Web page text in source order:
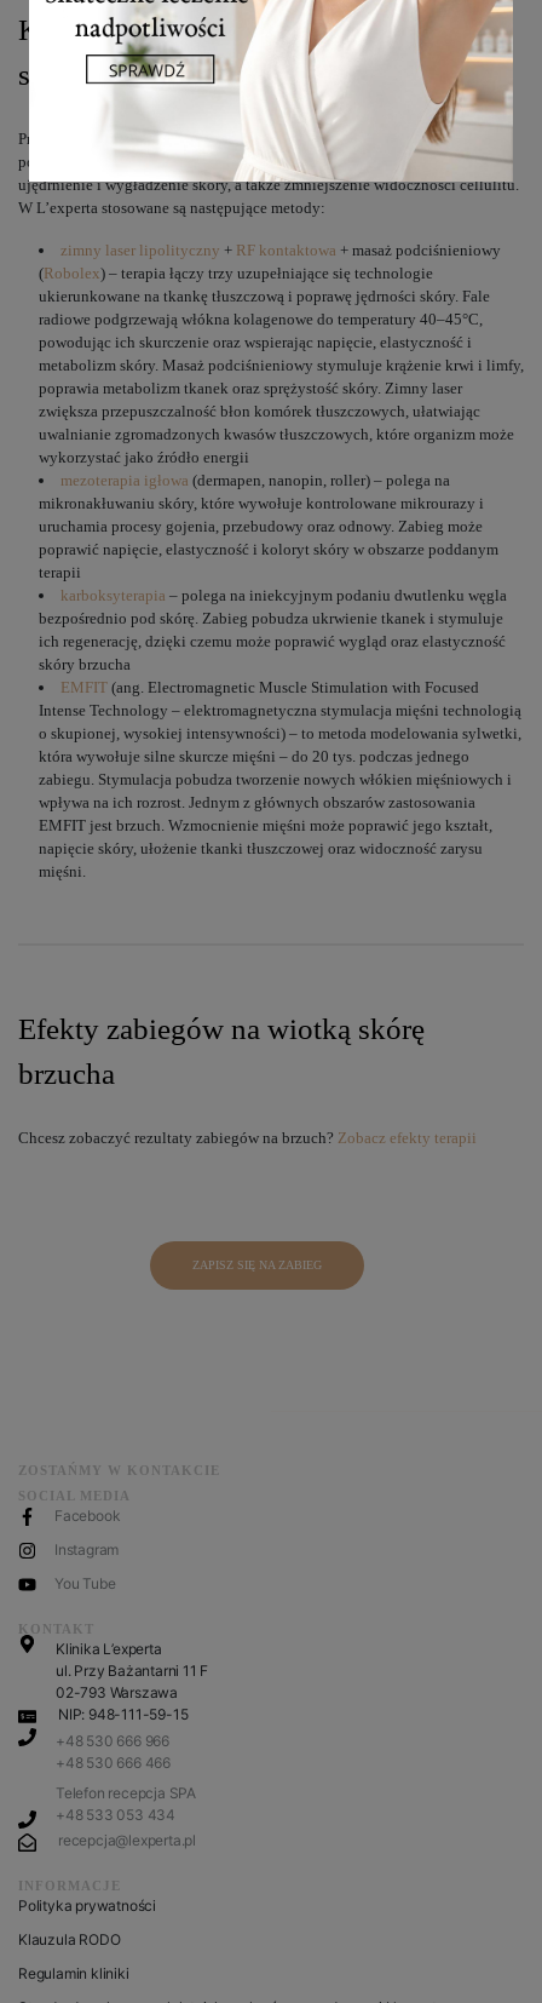
Kosmetologia – zabiegi ujędrniające
skórę brzucha
Przy niewielkiej wiotkości skóry brzucha można wykorzystać m.in. masaż
podciśnieniowy oraz zabiegi z użyciem fal radiowych. Ich celem jest
ujędrnienie i wygładzenie skóry, a także zmniejszenie widoczności cellulitu.
W L’experta stosowane są następujące metody:
zimny laser lipolityczny + RF kontaktowa + masaż podciśnieniowy
(Robolex) – terapia łączy trzy uzupełniające się technologie
ukierunkowane na tkankę tłuszczową i poprawę jędrności skóry. Fale
radiowe podgrzewają włókna kolagenowe do temperatury 40–45°C,
powodując ich skurczenie oraz wspierając napięcie, elastyczność i
metabolizm skóry. Masaż podciśnieniowy stymuluje krążenie krwi i limfy,
poprawia metabolizm tkanek oraz sprężystość skóry. Zimny laser
zwiększa przepuszczalność błon komórek tłuszczowych, ułatwiając
uwalnianie zgromadzonych kwasów tłuszczowych, które organizm może
wykorzystać jako źródło energii
mezoterapia igłowa (dermapen, nanopin, roller) – polega na
mikronakłuwaniu skóry, które wywołuje kontrolowane mikrourazy i
uruchamia procesy gojenia, przebudowy oraz odnowy. Zabieg może
poprawić napięcie, elastyczność i koloryt skóry w obszarze poddanym
terapii
karboksyterapia – polega na iniekcyjnym podaniu dwutlenku węgla
bezpośrednio pod skórę. Zabieg pobudza ukrwienie tkanek i stymuluje
ich regenerację, dzięki czemu może poprawić wygląd oraz elastyczność
skóry brzucha
EMFIT (ang. Electromagnetic Muscle Stimulation with Focused
Intense Technology – elektromagnetyczna stymulacja mięśni technologią
o skupionej, wysokiej intensywności) – to metoda modelowania sylwetki,
która wywołuje silne skurcze mięśni – do 20 tys. podczas jednego
zabiegu. Stymulacja pobudza tworzenie nowych włókien mięśniowych i
wpływa na ich rozrost. Jednym z głównych obszarów zastosowania
EMFIT jest brzuch. Wzmocnienie mięśni może poprawić jego kształt,
napięcie skóry, ułożenie tkanki tłuszczowej oraz widoczność zarysu
mięśni.
Efekty zabiegów na wiotką skórę
brzucha
Chcesz zobaczyć rezultaty zabiegów na brzuch? Zobacz efekty terapii
ZAPISZ SIĘ NA ZABIEG
ZOSTAŃMY W KONTAKCIE
SOCIAL MEDIA
Facebook
Instagram
You Tube
KONTAKT
Klinika L’experta
ul. Przy Bażantarni 11 F
02-793 Warszawa
NIP: 948-111-59-15
+48 530 666 966
+48 530 666 466
Telefon recepcja SPA
+48 533 053 434
recepcja@lexperta.pl
INFORMACJE
Polityka prywatności
Klauzula RODO
Regulamin kliniki